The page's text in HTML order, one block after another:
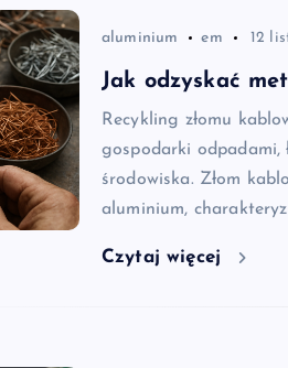
aluminium em 12
Jak odzyskać
Recykling złomu
gospodarki odpadami,
środowiska. Złom
aluminium,
Czytaj więcej